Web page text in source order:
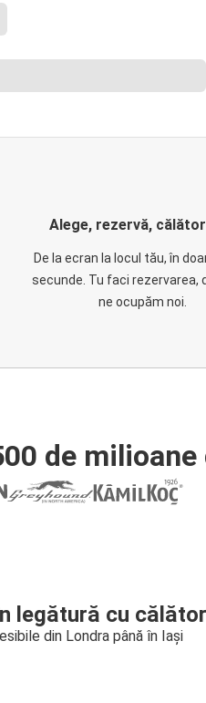
Alege, rezervă,
De la ecran la locul tău, în
secunde. Tu faci rezervarea,
ne ocupăm noi.
de milioane
legătură cu
din Londra până în Iași